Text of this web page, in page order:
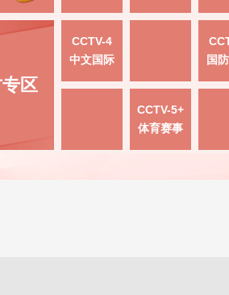
区
CCTV-4
中文国际
国
CCTV-5+
体育赛事